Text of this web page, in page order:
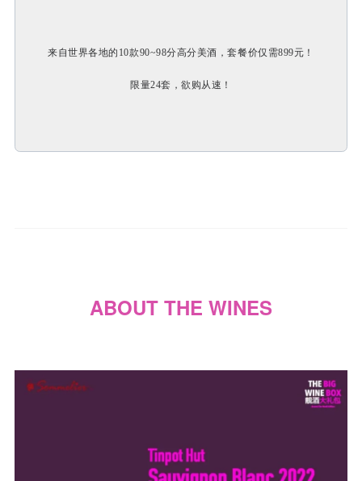
来自世界各地的10款90~98分高分美酒，套餐价仅需899元！
限量24套，欲购从速！
ABOUT THE WINES